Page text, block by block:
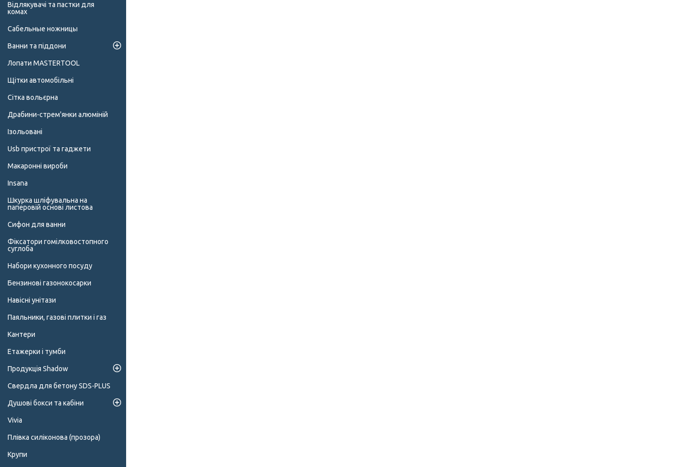
Відлякувачі та пастки для
комах
Сабельные ножницы
Ванни та піддони
Лопати MASTERTOOL
Щітки автомобільні
Сітка вольєрна
Драбини-стрем'янки алюміній
Ізольовані
Usb пристрої та гаджети
Макаронні вироби
Insana
Шкурка шліфувальна на
паперовій основі листова
Сифон для ванни
Фіксатори гомілковостопного
суглоба
Набори кухонного посуду
Бензинові газонокосарки
Навісні унітази
Паяльники, газові плитки і газ
Кантери
Етажерки і тумби
Продукція Shadow
Свердла для бетону SDS-PLUS
Душові бокси та кабіни
Vivia
Плівка силіконова (прозора)
Крупи